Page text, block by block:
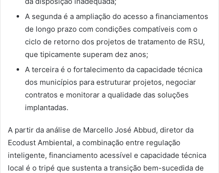
A segunda é a ampliação do acesso a financiamentos
de longo prazo com condições compatíveis com o
ciclo de retorno dos projetos de tratamento de RSU,
que tipicamente superam dez anos;
A terceira é o fortalecimento da capacidade técnica
dos municípios para estruturar projetos, negociar
contratos e monitorar a qualidade das soluções
implantadas.
A partir da análise de Marcello José Abbud, diretor da
Ecodust Ambiental, a combinação entre regulação
inteligente, financiamento acessível e capacidade técnica
local é o tripé que sustenta a transição bem-sucedida de